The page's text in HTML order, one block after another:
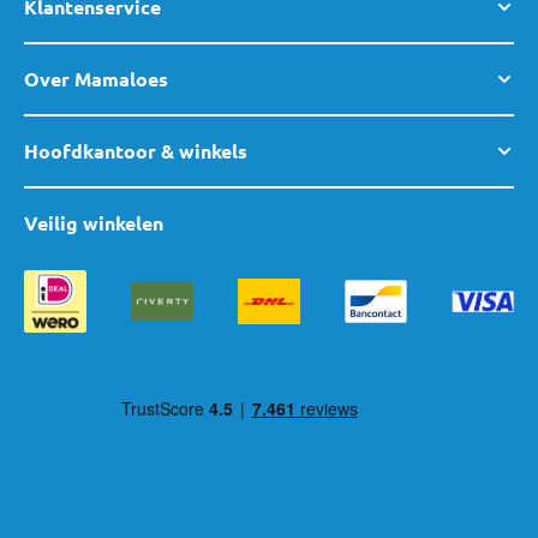
Klantenservice
Over Mamaloes
Hoofdkantoor & winkels
Veilig winkelen